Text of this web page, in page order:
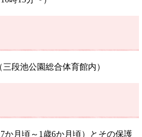
段池公園総合体育館内）
月頃～1歳6か月頃）とその保護